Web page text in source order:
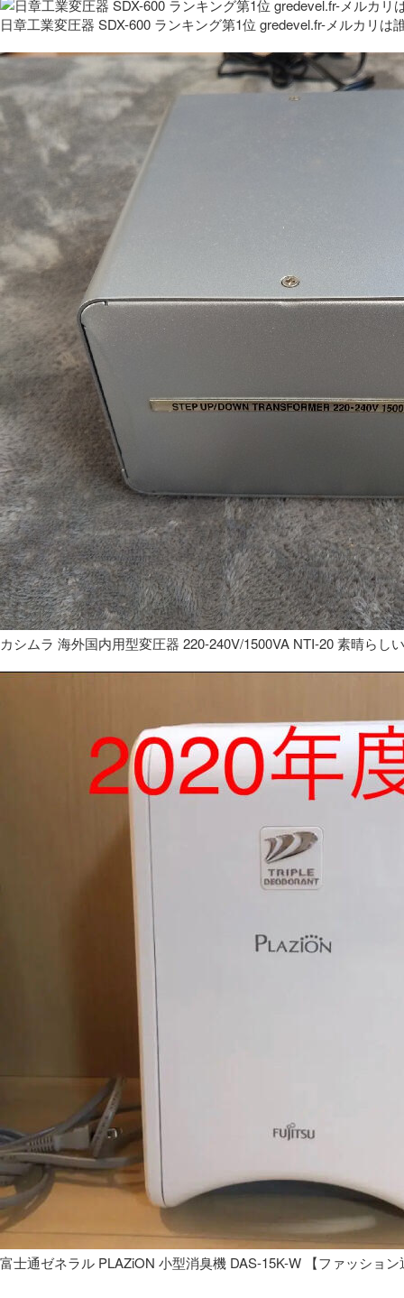
日章工業変圧器 SDX-600 ランキング第1位 gredevel.fr-メルカリは
カシムラ 海外国内用型変圧器 220-240V/1500VA NTI-20 素晴らし
富士通ゼネラル PLAZiON 小型消臭機 DAS-15K-W 【ファッション